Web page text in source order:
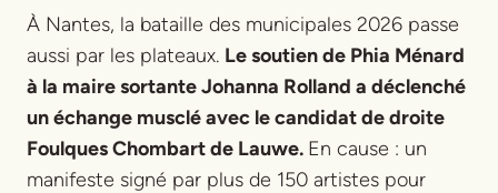
À Nantes, la bataille des municipales 2026 passe
aussi par les plateaux. Le soutien de Phia Ménard
à la maire sortante Johanna Rolland a déclenché
un échange musclé avec le candidat de droite
Foulques Chombart de Lauwe. En cause : un
manifeste signé par plus de 150 artistes pour